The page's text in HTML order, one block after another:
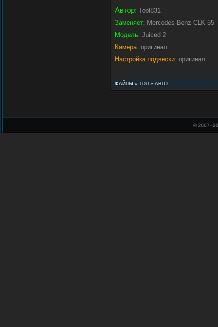
Автор: Tool831
Заменяет: Mercedes-Benz CLK 55
Модель: Juiced 2
Камера: оригинал
Настройка подвески: оригинал
ФАЙЛЫ » TDU » АВТО
© 2007–